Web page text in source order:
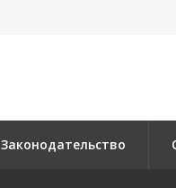
Законодательство